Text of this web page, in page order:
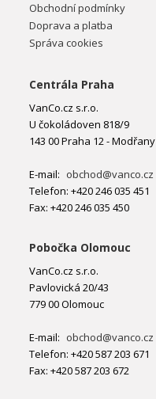
Obchodní podmínky
Doprava a platba
Správa cookies
Centrála Praha
VanCo.cz s.r.o.
U čokoládoven 818/9
143 00 Praha 12 - Modřany
E-mail: obchod@vanco.cz
Telefon: +420 246 035 451
Fax: +420 246 035 450
Pobočka Olomouc
VanCo.cz s.r.o.
Pavlovická 20/43
779 00 Olomouc
E-mail: obchod@vanco.cz
Telefon: +420 587 203 671
Fax: +420 587 203 672